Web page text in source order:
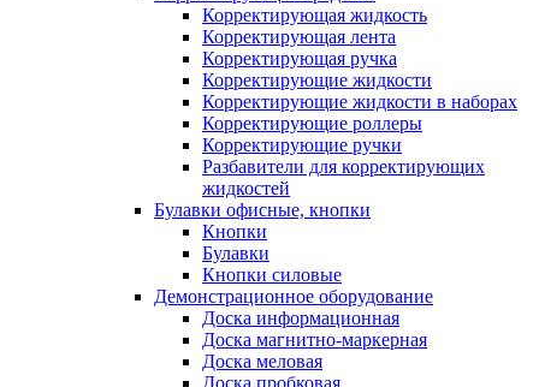
Корректирующая жидкость
Корректирующая лента
Корректирующая ручка
Корректирующие жидкости
Корректирующие жидкости в наборах
Корректирующие роллеры
Корректирующие ручки
Разбавители для корректирующих
жидкостей
Булавки офисные, кнопки
Кнопки
Булавки
Кнопки силовые
Демонстрационное оборудование
Доска информационная
Доска магнитно-маркерная
Доска меловая
Доска пробковая